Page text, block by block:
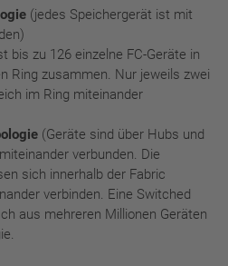
(jedes Speichergerät ist mit
bis zu 126 einzelne FC-Geräte in
Ring zusammen. Nur jeweils zwei
im Ring miteinander
(Geräte sind über Hubs und
verbunden. Die
sich innerhalb der Fabric
verbinden. Eine Switched
aus mehreren Millionen Geräten